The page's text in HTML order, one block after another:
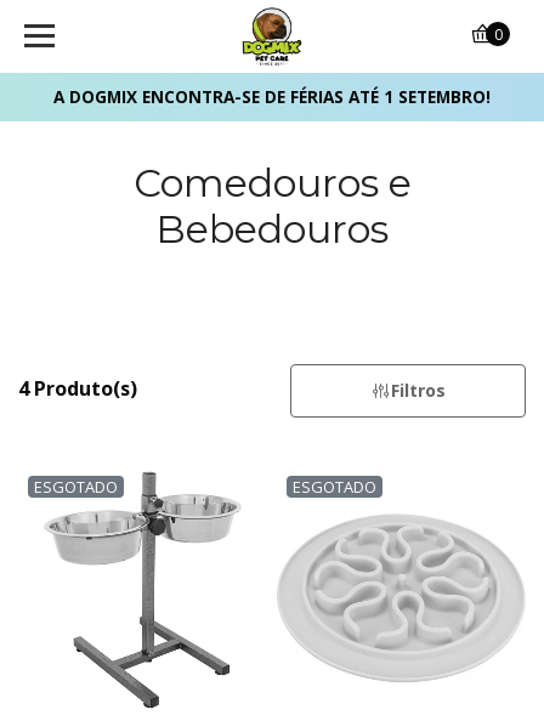
A DOGMIX ENCONTRA-SE DE FÉRIAS ATÉ 1 SETEMBRO!
0
Comedouros e
Bebedouros
4 Produto(s) Filtros
ESGOTADO ESGOTADO